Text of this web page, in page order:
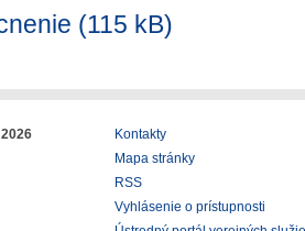
(115 kB)
Kontakty
Mapa stránky
RSS
Vyhlásenie o prístupnosti